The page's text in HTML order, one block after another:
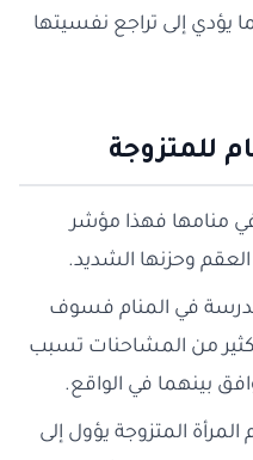
يؤدي إلى تراجع نفسيتها
للمتزوجة
منامها فهذا مؤشر
وحزنها الشديد.
في المنام فسوف
من المشاحنات تسبب
بينهما في الواقع.
المتزوجة يؤول إلى